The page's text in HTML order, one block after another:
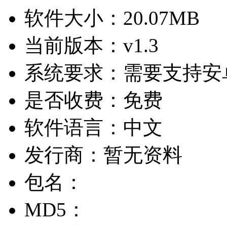
软件大小： 20.07MB
当前版本： v1.3
系统要求： 需要支持
是否收费： 免费
软件语言： 中文
发行商： 暂无资料
包名：
MD5：